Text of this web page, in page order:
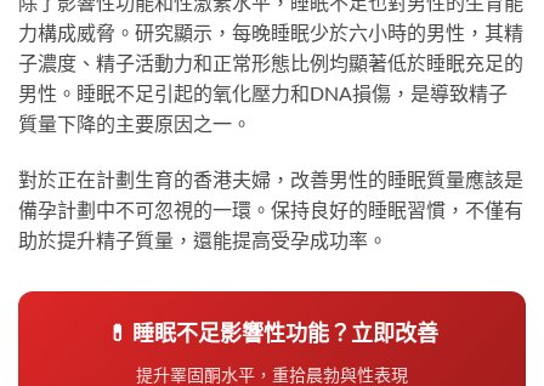
力構成威脅。研究顯示，每晚睡眠少於六小時的男性，其精
子濃度、精子活動力和正常形態比例均顯著低於睡眠充足的
男性。睡眠不足引起的氧化壓力和DNA損傷，是導致精子
質量下降的主要原因之一。
對於正在計劃生育的香港夫婦，改善男性的睡眠質量應該是
備孕計劃中不可忽視的一環。保持良好的睡眠習慣，不僅有
助於提升精子質量，還能提高受孕成功率。
💊 睡眠不足影響性功能？立即改善
提升睪固酮水平，重拾晨勃與性表現